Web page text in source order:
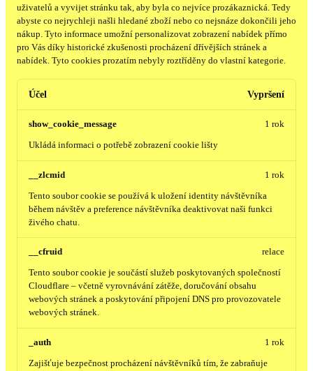
uživatelů a vyvijet stránku tak, aby byla co nejvíce prozákaznická. Tedy
abyste co nejrychleji našli hledané zboží nebo co nejsnáze dokončili jeho
nákup. Tyto informace umožní personalizovat zobrazení nabídek přímo
pro Vás díky historické zkušenosti procházení dřívějších stránek a
nabídek. Tyto cookies prozatím nebyly roztříděny do vlastní kategorie.
Účel Vypršení
show_cookie_message
Ukládá informaci o potřebě zobrazení cookie lišty
1 rok
__zlcmid
Tento soubor cookie se používá k uložení identity návštěvníka
během návštěv a preference návštěvníka deaktivovat naši funkci
živého chatu.
1 rok
__cfruid
Tento soubor cookie je součástí služeb poskytovaných společností
Cloudflare – včetně vyrovnávání zátěže, doručování obsahu
webových stránek a poskytování připojení DNS pro provozovatele
webových stránek.
relace
_auth
Zajišťuje bezpečnost procházení návštěvníků tím, že zabraňuje
1 rok